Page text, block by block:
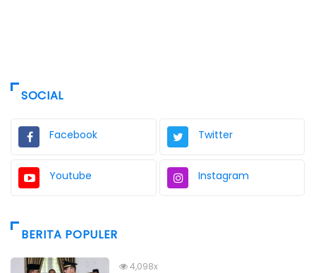
SOCIAL
Facebook Twitter
Youtube Instagram
BERITA POPULER
4,098x